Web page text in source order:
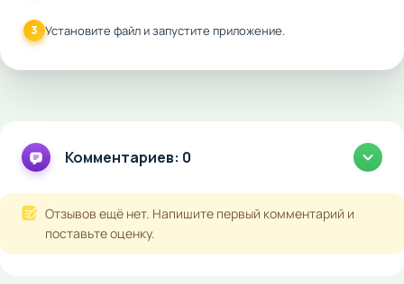
3 Установите файл и запустите приложение.
Комментариев: 0
Отзывов ещё нет. Напишите первый комментарий и
поставьте оценку.